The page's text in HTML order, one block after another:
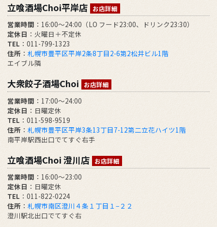
立喰酒場Choi平岸店 お店詳細
営業時間 ：16:00～24:00（LO フード23:00、ドリンク23:30）
定休日 ：火曜日＋不定休
TEL ：011-799-1323
住所 ： 札幌市豊平区平岸2条8丁目2-6第2松井ビル1階
エイブル隣
大衆餃子酒場Choi お店詳細
営業時間 ：17:00～24:00
定休日 ：日曜定休
TEL ：011-598-9519
住所 ： 札幌市豊平区平岸3条13丁目7-12第二立花ハイツ1階
南平岸駅西出口でてすぐ右手
立喰酒場Choi 澄川店 お店詳細
営業時間 ：16:00～23:00
定休日 ：日曜定休
TEL ：011-822-0224
住所 ： 札幌市南区澄川４条１丁目１−２２
澄川駅北出口でてすぐ右